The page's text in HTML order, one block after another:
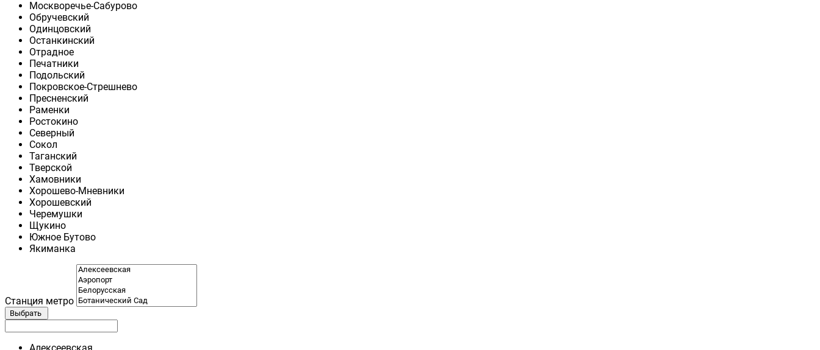
Москворечье-Сабурово
Обручевский
Одинцовский
Останкинский
Отрадное
Печатники
Подольский
Покровское-Стрешнево
Пресненский
Раменки
Ростокино
Северный
Сокол
Таганский
Тверской
Хамовники
Хорошево-Мневники
Хорошевский
Черемушки
Щукино
Южное Бутово
Якиманка
Станция метро
Выбрать